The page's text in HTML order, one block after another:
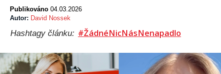
Publikováno 04.03.2026
Autor: David Nossek
Hashtagy článku: #ŽádnéNicNásNenapadlo